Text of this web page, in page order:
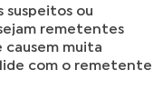
ou
remetentes
causem muita
com o remetente